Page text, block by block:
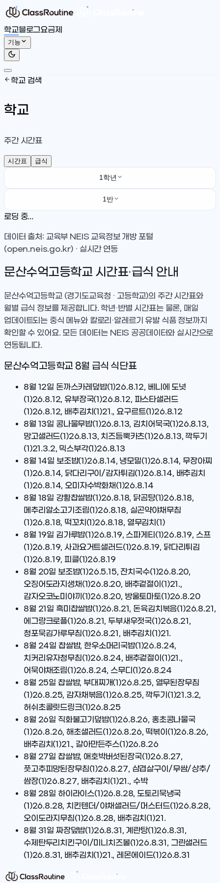
학교블로그요금제
기능
학교 검색
학교
주간 시간표
시간표 급식
1학년
1반
로딩 중...
데이터 출처: 교육부 NEIS 교육정보 개방 포털
(open.neis.go.kr) · 실시간 연동
문산수억고등학교 시간표·급식 안내
문산수억고등학교(경기도교육청 · 고등학교)의 주간 시간표와
월별 급식 정보를 제공합니다. 학년·반별 시간표는 물론, 매일
업데이트되는 중식 메뉴와 칼로리·알레르기 유발 식품 정보까지
확인할 수 있어요. 모든 데이터는 NEIS 공공데이터와 실시간으로
연동됩니다.
문산수억고등학교 8월 급식 식단표
8월 12일 돈까스카레덮밥(1)26.8.12, 베니에 도넛
(1)26.8.12, 유부장국(1)26.8.12, 파스타샐러드
(1)26.8.12, 배추김치(1)21., 요구르트(1)26.8.12
8월 13일 콩나물무밥(1)26.8.13, 김치어묵국(1)26.8.13,
망고샐러드(1)26.8.13, 치즈듬뿍카츠(1)26.8.13, 깍두기
(1)21.3.2, 믹스부각(1)26.8.13
8월 14일 보조밥(1)26.8.14, 냉모밀(1)26.8.14, 무장아찌
(1)26.8.14, 닭다리구이/감자튀김(1)26.8.14, 배추김치
(1)26.8.14, 오미자수박화채(1)26.8.14
8월 18일 강황찹쌀밥(1)26.8.18, 닭곰탕(1)26.8.18,
메추리알소고기조림(1)26.8.18, 실곤약야채무침
(1)26.8.18, 떡꼬치(1)26.8.18, 열무김치(1)
8월 19일 김가루밥(1)26.8.19, 스파게티(1)26.8.19, 스프
(1)26.8.19, 사과요거트샐러드(1)26.8.19, 닭다리튀김
(1)26.8.19, 피클(1)26.8.19
8월 20일 보조밥(1)26.5.15, 잔치국수(1)26.8.20,
오징어도라지생채(1)26.8.20, 배추겉절이(1)21.,
감자오코노미야끼(1)26.8.20, 방울토마토(1)26.8.20
8월 21일 흑미찹쌀밥(1)26.8.21, 돈육김치볶음(1)26.8.21,
에그랑크로플(1)26.8.21, 두부새우젓국(1)26.8.21,
청포묵김가루무침(1)26.8.21, 배추김치(1)21.
8월 24일 찹쌀밥, 한우소머리국밥(1)26.8.24,
치커리유자청무침(1)26.8.24, 배추겉절이(1)21.,
어묵야채조림(1)26.8.24, 스무디(1)26.8.24
8월 25일 찹쌀밥, 부대찌개(1)26.8.25, 열무된장무침
(1)26.8.25, 감자채볶음(1)26.8.25, 깍두기(1)21.3.2,
허쉬초콜릿드링크(1)26.8.25
8월 26일 직화불고기덮밥(1)26.8.26, 홍초콩나물국
(1)26.8.26, 해초샐러드(1)26.8.26, 떡볶이(1)26.8.26,
배추김치(1)21., 갈아만든주스(1)26.8.26
8월 27일 찹쌀밥, 애호박버섯된장국(1)26.8.27,
풋고추피망된장무침(1)26.8.27, 삼겹살구이/무쌈/상추/
쌈장(1)26.8.27, 배추김치(1)21., 수박
8월 28일 하이라이스(1)26.8.28, 도토리묵냉국
(1)26.8.28, 치킨텐더/야채샐러드/머스터드(1)26.8.28,
오이도라지무침(1)26.8.28, 배추김치(1)21.
8월 31일 짜장덮밥(1)26.8.31, 계란탕(1)26.8.31,
수제탄두리치킨구이/미니치즈볼(1)26.8.31, 그린샐러드
(1)26.8.31, 배추김치(1)21., 레몬에이드(1)26.8.31